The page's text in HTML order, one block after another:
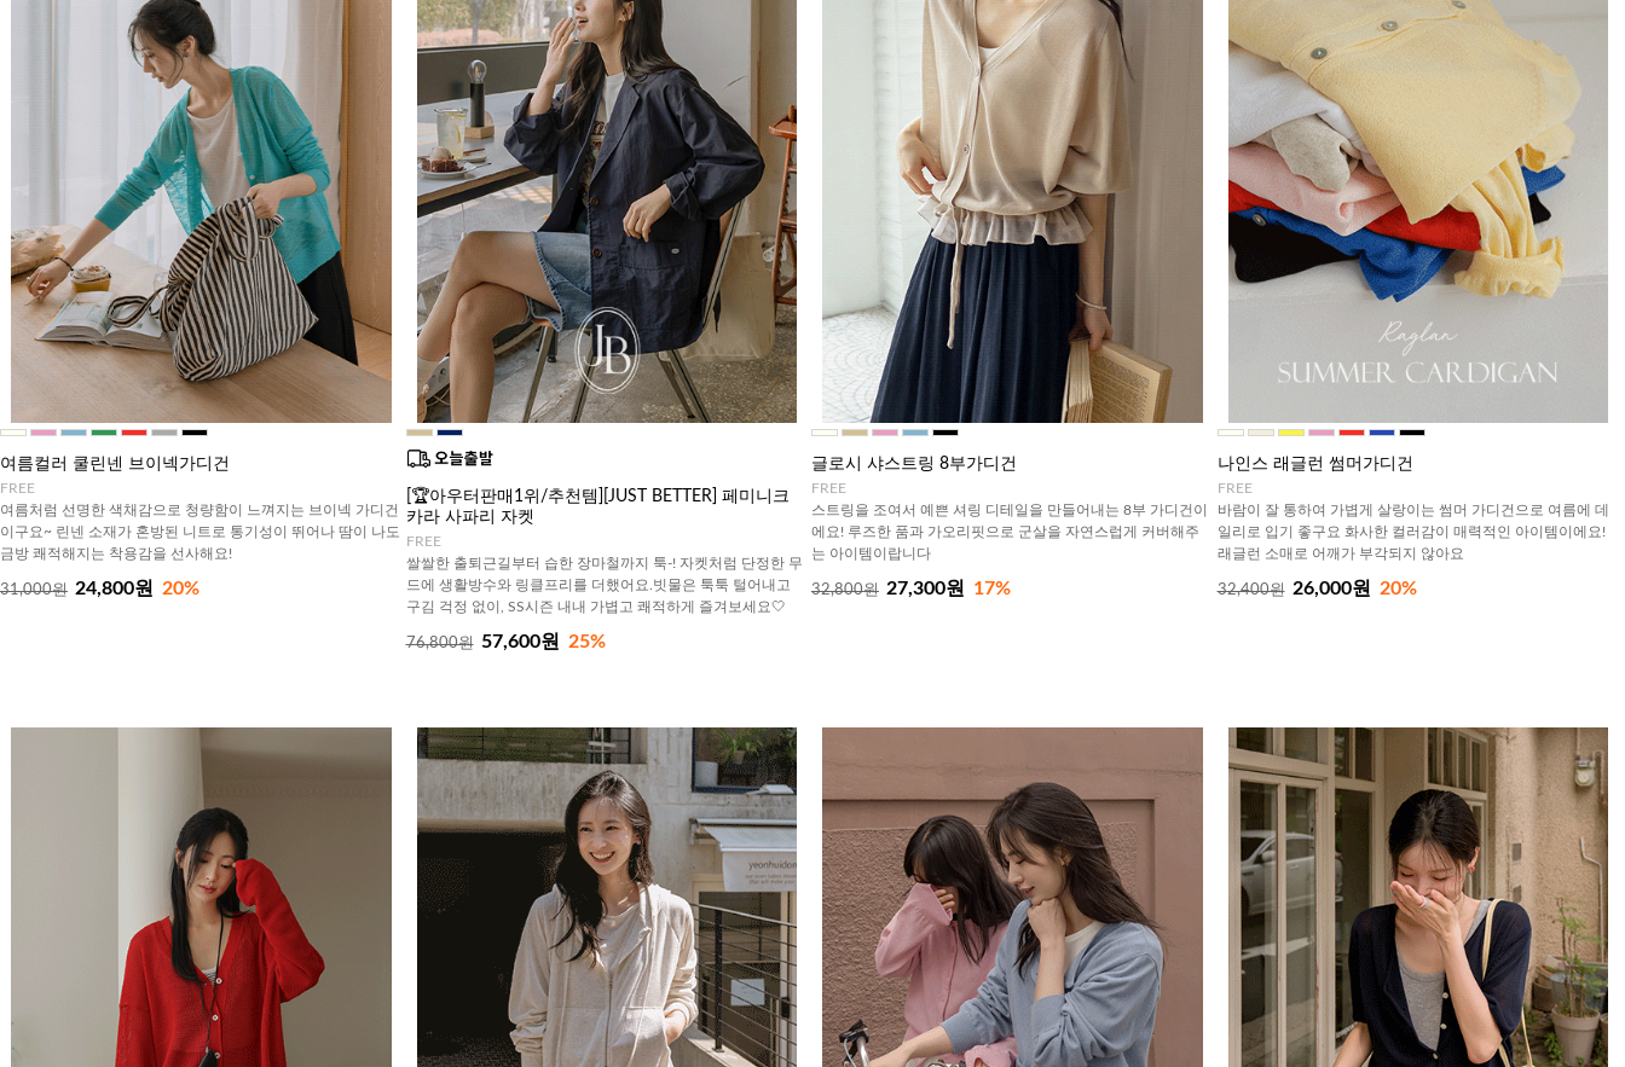
여름컬러 쿨린넨 브이넥가디건
FREE
여름처럼 선명한 색채감으로 청량함이 느껴지는 브이넥 가디건
이구요~ 린넨 소재가 혼방된 니트로 통기성이 뛰어나 땀이 나도
금방 쾌적해지는 착용감을 선사해요!
31,000원 24,800원 20%
[🏆아우터판매1위/추천템][JUST BETTER] 페미니크
카라 사파리 자켓
FREE
쌀쌀한 출퇴근길부터 습한 장마철까지 툭-! 자켓처럼 단정한 무
드에 생활방수와 링클프리를 더했어요.빗물은 툭툭 털어내고
구김 걱정 없이, SS시즌 내내 가볍고 쾌적하게 즐겨보세요🤍
76,800원 57,600원 25%
글로시 샤스트링 8부가디건
FREE
스트링을 조여서 예쁜 셔링 디테일을 만들어내는 8부 가디건이
에요! 루즈한 품과 가오리핏으로 군살을 자연스럽게 커버해주
는 아이템이랍니다
32,800원 27,300원 17%
나인스 래글런 썸머가디건
FREE
바람이 잘 통하여 가볍게 살랑이는 썸머 가디건으로 여름에 데
일리로 입기 좋구요 화사한 컬러감이 매력적인 아이템이에요!
래글런 소매로 어깨가 부각되지 않아요
32,400원 26,000원 20%